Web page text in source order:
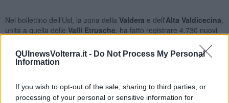
QUInewsVolterra.it - Do Not Process My Personal
Information
If you wish to opt-out of the sale, sharing to third parties, or
processing of your personal or sensitive information for
Nel bollettino dell'Usl, la zona della Valdera e dell'Alta Valdicecina
unita a quella delle Valli Etrusche , ha fatto registrare 4.730 nuovi
meno di 35 anni.
Ponsacco(455) eSanta Maria a Monte(400).